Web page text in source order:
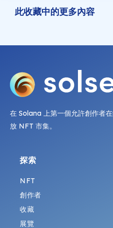
此收藏中的更多內容
在 Solana 上第一個允許創作者
放 NFT 市集。
探索
NFT
創作者
收藏
展覽